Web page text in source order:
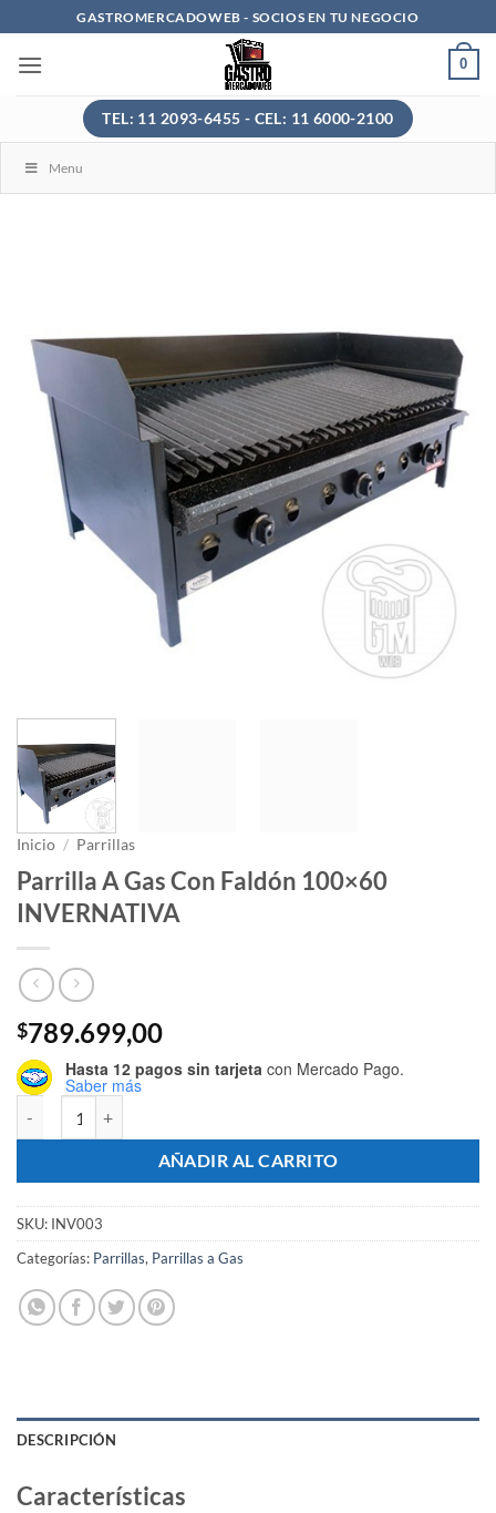
al
contenido
GASTROMERCADOWEB - SOCIOS EN TU NEGOCIO
0
TEL: 11 2093-6455 - CEL: 11 6000-2100
Menu
Inicio / Parrillas
Parrilla A Gas Con Faldón 100×60
INVERNATIVA
$789.699,00
Hasta 12 pagos sin tarjeta con Mercado Pago.
Saber más
AÑADIR AL CARRITO
SKU: INV003
Categorías: Parrillas, Parrillas a Gas
DESCRIPCIÓN
Características